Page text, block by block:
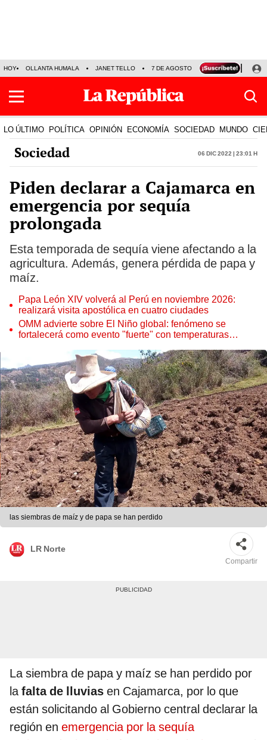
HOY OLLANTA HUMALA JANET TELLO 7 DE AGOSTO TINKA RESULTADOS
LO ÚLTIMO POLÍTICA OPINIÓN ECONOMÍA SOCIEDAD MUNDO
Sociedad 06 Dic 2022 | 23:01 h
Piden declarar a Cajamarca en
emergencia por sequía
prolongada
Esta temporada de sequía viene afectando a la
agricultura. Además, genera pérdida de papa y
maíz.
Papa León XIV volverá al Perú en noviembre 2026:
realizará visita apostólica en cuatro ciudades
OMM advierte sobre El Niño global: fenómeno se
fortalecerá como evento "fuerte" con temperaturas
las siembras de maíz y de papa se han perdido
LR Norte
Compartir
La siembra de papa y maíz se han perdido por
lafalta de lluvias en Cajamarca, por lo que
están solicitando al Gobierno central declarar la
región en emergencia por la sequía